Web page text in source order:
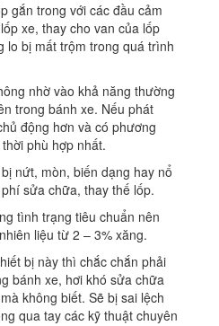
gắn trong với các đầu cảm
xe, thay cho van của lốp
lo bị mất trộm trong quá trình
nhờ vào khả năng thường
trong bánh xe. Nếu phát
động hơn và có phương
phù hợp nhất.
nứt, mòn, biến dạng hay nổ
sửa chữa, thay thế lốp.
tình trạng tiêu chuẩn nên
liệu từ 2 – 3% xăng.
bị này thì chắc chắn phải
bánh xe, hơi khó sửa chữa
không biết. Sẽ bị sai lệch
qua tay các kỹ thuật chuyên